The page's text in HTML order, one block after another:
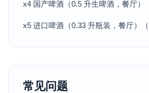
x4 国产啤酒（0.5 升生啤酒，餐厅）
x5 进口啤酒（0.33 升瓶装，餐厅）（
常见问题